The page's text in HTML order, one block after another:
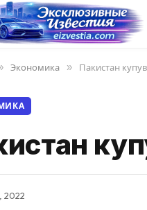
Экономика » Пакистан
2022